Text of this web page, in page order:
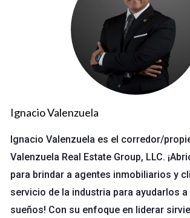
como agente inmobiliario, pero ¿cuándo
En este artículo, desglosaremos cada uno de
brindándote claridad sobre cuándo y cómo
Gastos Adicionales en
Los gastos adicionales son una parte
inmobiliario. Comprender cuándo debes
desagradables. Vamos a profundizar en
gastos clave.
Afiliación a la Asociación de
La afiliación a la asociación local de Realtors
Ignacio Valenzuela
Ignacio Valenzuela es el corredor/
Valenzuela Real Estate Group, LLC.
para brindar a agentes inmobiliarios y
servicio de la industria para ayudarlos
sueños! Con su enfoque en liderar